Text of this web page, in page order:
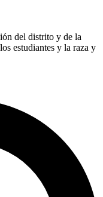
del distrito y de la
estudiantes y la raza y